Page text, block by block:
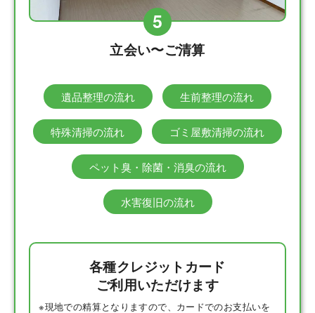
5
立会い〜ご清算
遺品整理の流れ 生前整理の流れ
特殊清掃の流れ ゴミ屋敷清掃の流れ
ペット臭・除菌・消臭の流れ
水害復旧の流れ
各種クレジットカード
ご利用いただけます
※現地での精算となりますので、カードでのお支払いを